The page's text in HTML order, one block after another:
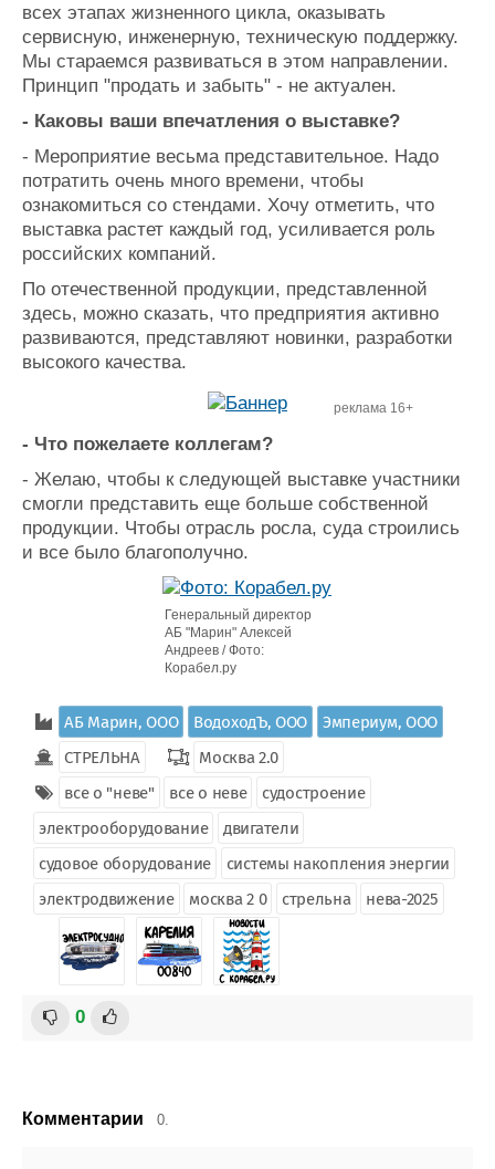
всех этапах жизненного цикла, оказывать
сервисную, инженерную, техническую поддержку.
Мы стараемся развиваться в этом направлении.
Принцип "продать и забыть" - не актуален.
- Каковы ваши впечатления о выставке?
- Мероприятие весьма представительное. Надо
потратить очень много времени, чтобы
ознакомиться со стендами. Хочу отметить, что
выставка растет каждый год, усиливается роль
российских компаний.
По отечественной продукции, представленной
здесь, можно сказать, что предприятия активно
развиваются, представляют новинки, разработки
высокого качества.
реклама 16+
- Что пожелаете коллегам?
- Желаю, чтобы к следующей выставке участники
смогли представить еще больше собственной
продукции. Чтобы отрасль росла, суда строились
и все было благополучно.
Генеральный директор
АБ "Марин" Алексей
Андреев / Фото:
Корабел.ру
АБ Марин, ООО ВодоходЪ, ООО
Эмпериум, ООО
СТРЕЛЬНА
Москва 2.0
все о "неве"
все о неве
судостроение
электрооборудование
двигатели
судовое оборудование
системы накопления энергии
электродвижение
москва 2 0 стрельна нева-2025
0
Комментарии 0.